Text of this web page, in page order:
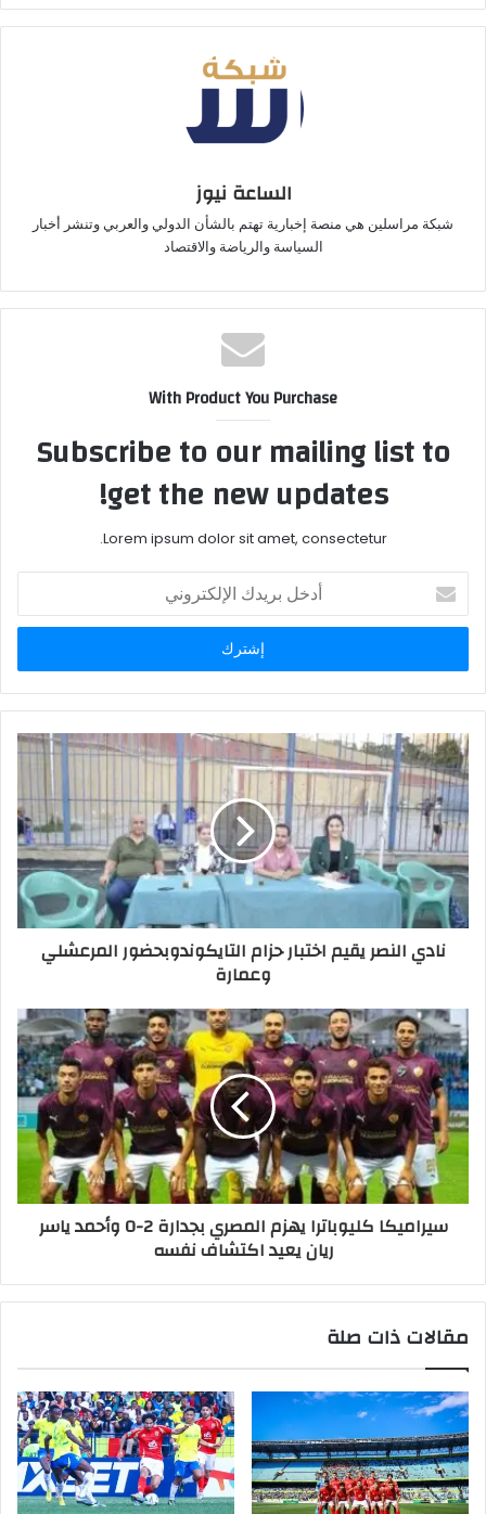
الساعة نيوز
شبكة مراسلين هي منصة إخبارية تهتم بالشأن الدولي والعربي وتنشر أخبار
السياسة والرياضة والاقتصاد
With Product You Purchase
Subscribe to our mailing list to
get the new updates!
Lorem ipsum dolor sit amet, consectetur.
أدخل
بريدك
الإلكتروني
نادي النصر يقيم اختبار حزام التايكوندوبحضور المرعشلي
وعمارة
سيراميكا كليوباترا يهزم المصري بجدارة 2-0 وأحمد ياسر
ريان يعيد اكتشاف نفسه
مقالات ذات صلة